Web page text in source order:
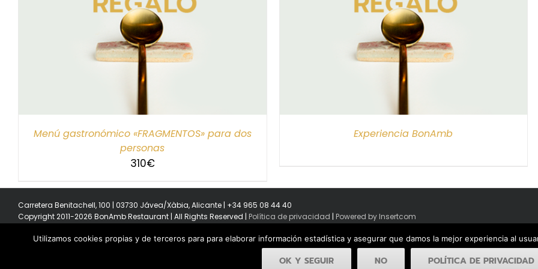
Menú gastronómico «FRAGMENTOS» para dos
personas
310€
SELECCIONAR IMPORTE
Experiencia BonAmb
Carretera Benitachell, 100 | 03730 Jávea/Xàbia, Alicante | +34 965 08 44 40
Copyright 2011-2026 BonAmb Restaurant | All Rights Reserved | Política de privacidad | Powered by Insertcom
Utilizamos cookies propias y de terceros para para elaborar información estadística y asegurar que damos la mejor experiencia al
OK Y SEGUIR NO POLÍTICA DE PRIVACIDAD